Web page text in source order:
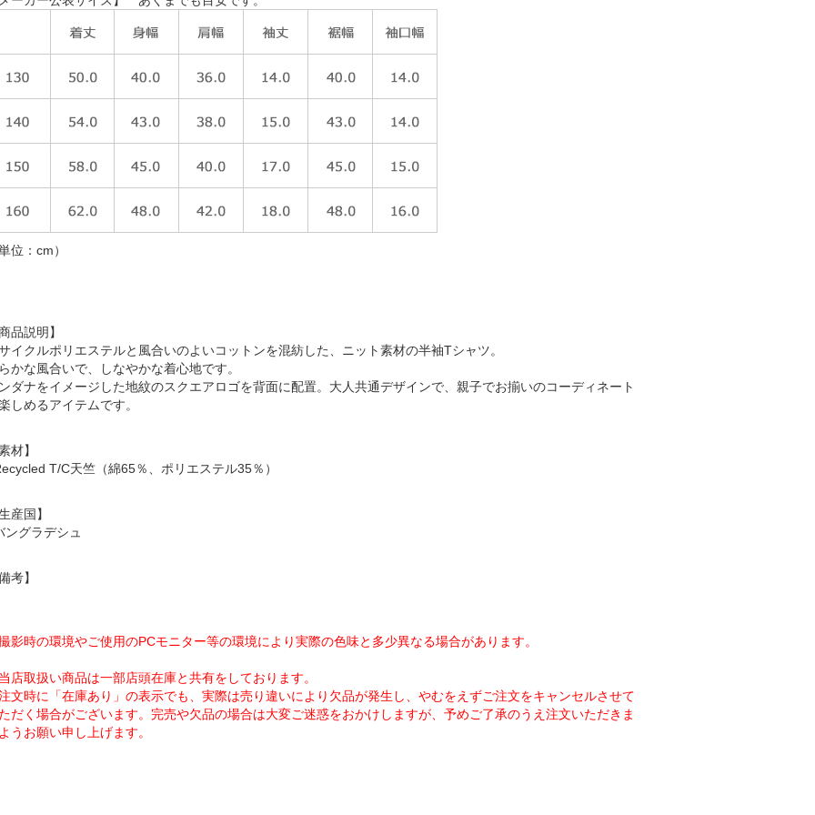
位：cm）
品説明】
イクルポリエステルと風合いのよいコットンを混紡した、ニット素材の半袖Tシャツ。
かな風合いで、しなやかな着心地です。
ダナをイメージした地紋のスクエアロゴを背面に配置。大人共通デザインで、親子でお揃いのコーディネート
しめるアイテムです。
材】
T/C天竺（綿65％、ポリエステル35％）
産国】
ングラデシュ
考】
影時の環境やご使用のPCモニター等の環境により実際の色味と多少異なる場合があります。
店取扱い商品は一部店頭在庫と共有をしております。
文時に「在庫あり」の表示でも、実際は売り違いにより欠品が発生し、やむをえずご注文をキャンセルさせて
だく場合がございます。完売や欠品の場合は大変ご迷惑をおかけしますが、予めご了承のうえ注文いただきま
うお願い申し上げます。